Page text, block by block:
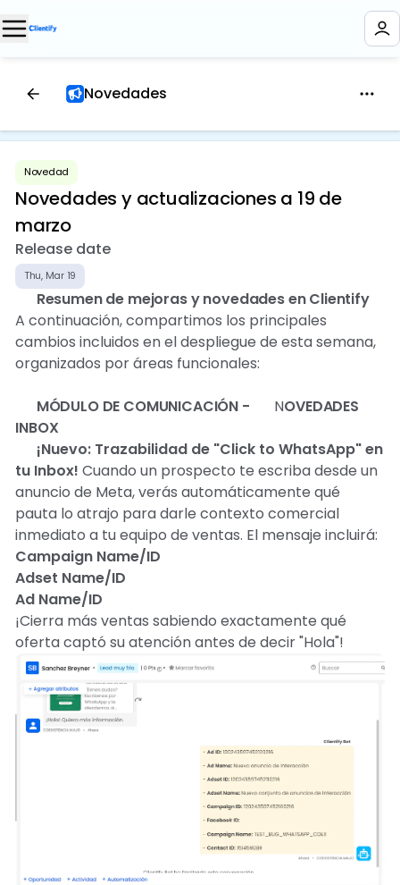
Novedades
Novedad
Novedades y actualizaciones a 19 de
marzo
Release date
Thu, Mar 19
Resumen de mejoras y novedades en Clientify
A continuación, compartimos los principales
cambios incluidos en el despliegue de esta semana,
organizados por áreas funcionales:
MÓDULO DE COMUNICACIÓN - 🔥 NOVEDADES
INBOX
¡Nuevo: Trazabilidad de "Click to WhatsApp" en
tu Inbox! Cuando un prospecto te escriba desde un
anuncio de Meta, verás automáticamente qué
pauta lo atrajo para darle contexto comercial
inmediato a tu equipo de ventas. El mensaje incluirá:
Campaign Name/ID
Adset Name/ID
Ad Name/ID
¡Cierra más ventas sabiendo exactamente qué
oferta captó su atención antes de decir "Hola"!